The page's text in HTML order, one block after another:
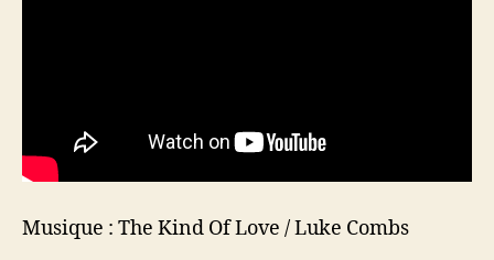
Musique : The Kind Of Love / Luke Combs